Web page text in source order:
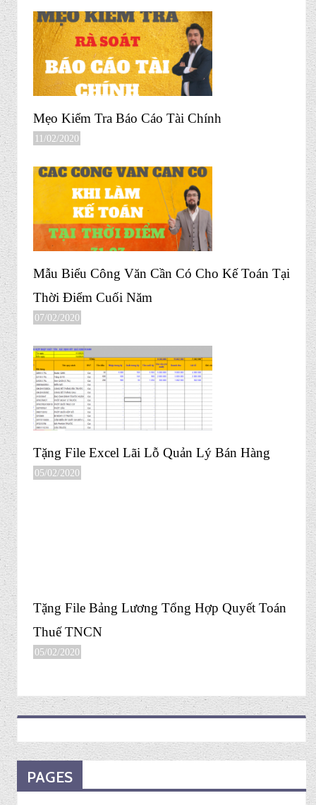
Mẹo Kiểm Tra Báo Cáo Tài Chính
11/02/2020
Mẫu Biểu Công Văn Cần Có Cho Kế Toán Tại
Thời Điểm Cuối Năm
07/02/2020
Tặng File Excel Lãi Lỗ Quản Lý Bán Hàng
05/02/2020
Tặng File Bảng Lương Tổng Hợp Quyết Toán
Thuế TNCN
05/02/2020
PAGES